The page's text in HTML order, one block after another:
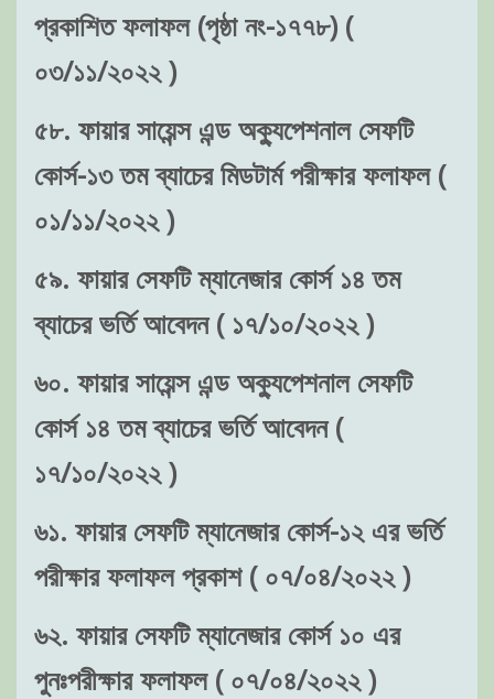
প্রকাশিত ফলাফল (পৃষ্ঠা নং-১৭৭৮) (
০৩/১১/২০২২ )
৫৮. ফায়ার সায়েন্স এন্ড অক্যুপেশনাল সেফটি
কোর্স-১৩ তম ব্যাচের মিডটার্ম পরীক্ষার ফলাফল (
০১/১১/২০২২ )
৫৯. ফায়ার সেফটি ম্যানেজার কোর্স ১৪ তম
ব্যাচের ভর্তি আবেদন ( ১৭/১০/২০২২ )
৬০. ফায়ার সায়েন্স এন্ড অক্যুপেশনাল সেফটি
কোর্স ১৪ তম ব্যাচের ভর্তি আবেদন (
১৭/১০/২০২২ )
৬১. ফায়ার সেফটি ম্যানেজার কোর্স-১২ এর ভর্তি
পরীক্ষার ফলাফল প্রকাশ ( ০৭/০৪/২০২২ )
৬২. ফায়ার সেফটি ম্যানেজার কোর্স ১০ এর
পুনঃপরীক্ষার ফলাফল ( ০৭/০৪/২০২২ )